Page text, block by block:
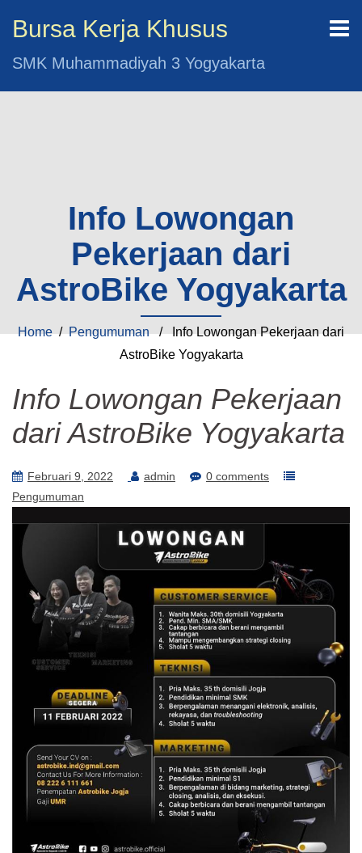
Bursa Kerja Khusus
SMK Muhammadiyah 3 Yogyakarta
Info Lowongan
Pekerjaan dari
AstroBike Yogyakarta
Home/Pengumuman/ Info Lowongan Pekerjaan dari
AstroBike Yogyakarta
Info Lowongan Pekerjaan
dari AstroBike Yogyakarta
Februari 9, 2022 admin
0 comments
Pengumuman